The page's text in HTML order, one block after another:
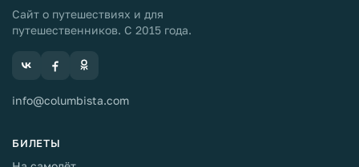
Сайт о путешествиях и для
путешественников. С 2015 года.
info@columbista.com
БИЛЕТЫ